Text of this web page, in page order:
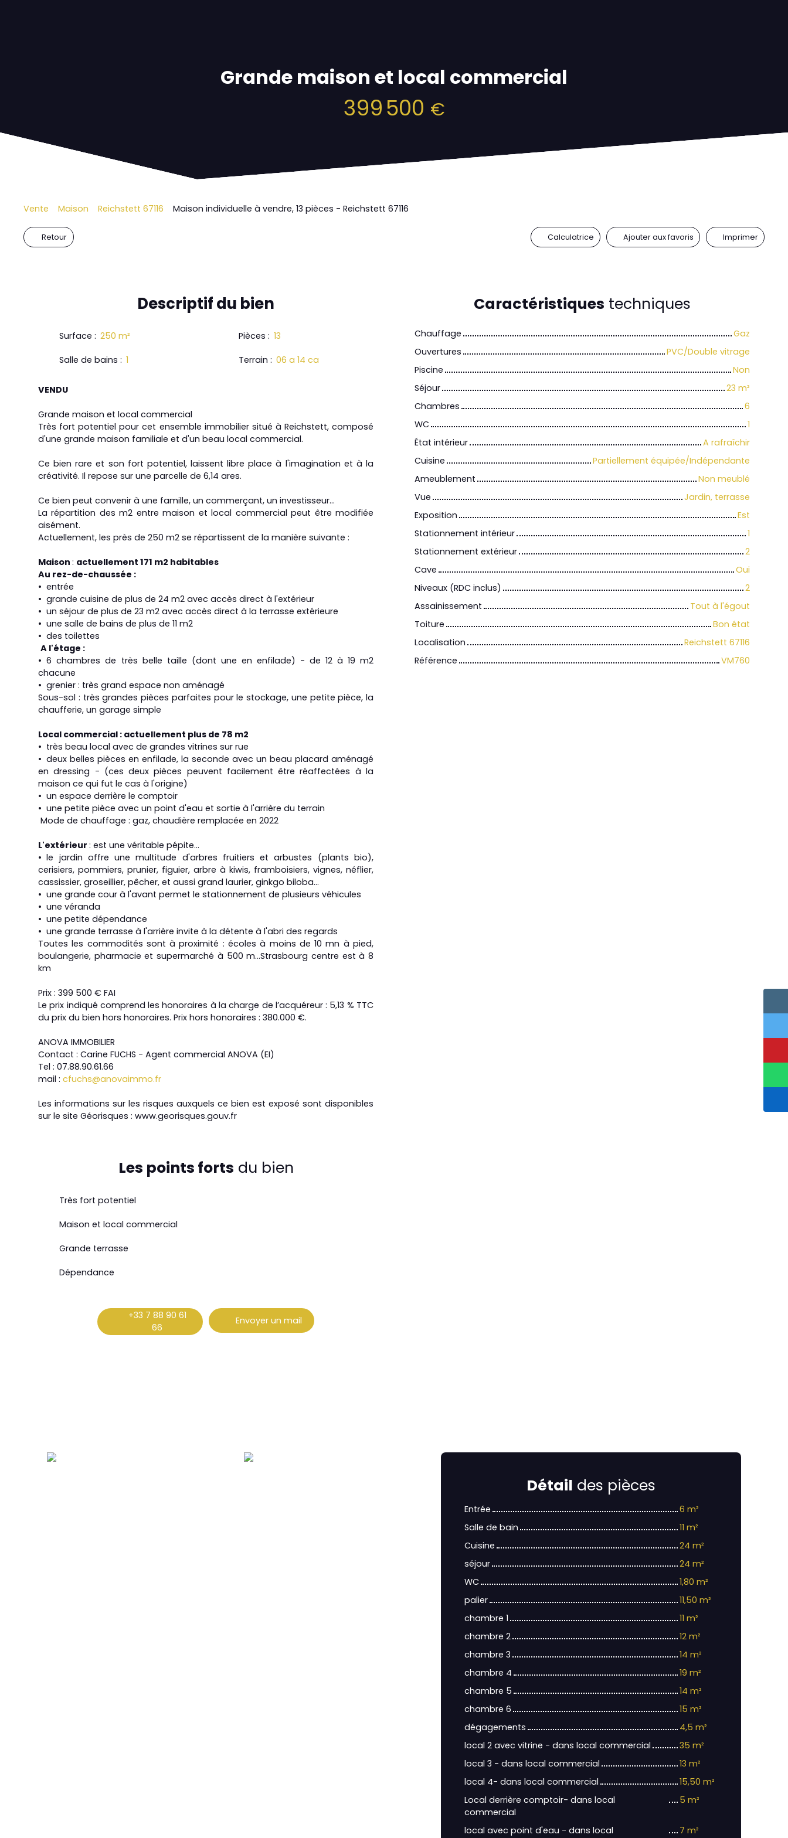
Grande maison et local commercial
399 500 €
Vente Maison Reichstett 67116 Maison individuelle à vendre, 13 pièces - Reichstett 67116
Retour Calculatrice Ajouter aux favoris Imprimer
Descriptifdu bien
Surface : 250 m² Pièces : 13
Salle de bains : 1 Terrain : 06 a 14 ca
VENDU
Grande maison et local commercial
Très fort potentiel pour cet ensemble immobilier situé à Reichstett, composé
d'une grande maison familiale et d'un beau local commercial.
Ce bien rare et son fort potentiel, laissent libre place à l'imagination et à la
créativité. Il repose sur une parcelle de 6,14 ares.
Ce bien peut convenir à une famille, un commerçant, un investisseur...
La répartition des m2 entre maison et local commercial peut être modifiée
aisément.
Actuellement, les près de 250 m2 se répartissent de la manière suivante :
Maison : actuellement 171 m2 habitables
Au rez-de-chaussée :
entrée
grande cuisine de plus de 24 m2 avec accès direct à l'extérieur
un séjour de plus de 23 m2 avec accès direct à la terrasse extérieure
une salle de bains de plus de 11 m2
des toilettes
A l'étage :
6 chambres de très belle taille (dont une en enfilade) - de 12 à 19 m2
chacune
grenier : très grand espace non aménagé
Sous-sol : très grandes pièces parfaites pour le stockage, une petite pièce, la
chaufferie, un garage simple
Local commercial : actuellement plus de 78 m2
très beau local avec de grandes vitrines sur rue
deux belles pièces en enfilade, la seconde avec un beau placard aménagé
en dressing - (ces deux pièces peuvent facilement être réaffectées à la
maison ce qui fut le cas à l'origine)
un espace derrière le comptoir
une petite pièce avec un point d'eau et sortie à l'arrière du terrain
Mode de chauffage : gaz, chaudière remplacée en 2022
L'extérieur : est une véritable pépite...
le jardin offre une multitude d'arbres fruitiers et arbustes (plants bio),
cerisiers, pommiers, prunier, figuier, arbre à kiwis, framboisiers, vignes, néflier,
cassissier, groseillier, pêcher, et aussi grand laurier, ginkgo biloba...
une grande cour à l'avant permet le stationnement de plusieurs véhicules
une véranda
une petite dépendance
une grande terrasse à l'arrière invite à la détente à l'abri des regards
Toutes les commodités sont à proximité : écoles à moins de 10 mn à pied,
boulangerie, pharmacie et supermarché à 500 m...Strasbourg centre est à 8
km
Prix : 399 500 € FAI
Le prix indiqué comprend les honoraires à la charge de l’acquéreur : 5,13 % TTC
du prix du bien hors honoraires. Prix hors honoraires : 380.000 €.
ANOVA IMMOBILIER
Contact : Carine FUCHS - Agent commercial ANOVA (EI)
Tel : 07.88.90.61.66
mail : ​​​​​ cfuchs@anovaimmo.fr
Les informations sur les risques auxquels ce bien est exposé sont disponibles
sur le site Géorisques : www.georisques.gouv.fr
Les points forts du bien
Très fort potentiel
Maison et local commercial
Grande terrasse
Dépendance
+33 7 88 90 61
66
Envoyer un mail
Caractéristiques techniques
Chauffage
Gaz
Ouvertures
PVC/Double vitrage
Piscine
Non
Séjour
23 m²
Chambres
6
WC
1
État intérieur
A rafraîchir
Cuisine
Partiellement équipée/Indépendante
Ameublement
Non meublé
Vue
Jardin, terrasse
Exposition
Est
Stationnement intérieur
1
Stationnement extérieur
2
Cave
Oui
Niveaux (RDC inclus)
2
Assainissement
Tout à l'égout
Toiture
Bon état
Localisation
Reichstett 67116
Référence
VM760
Détail des pièces
Entrée
6 m²
Salle de bain
11 m²
Cuisine
24 m²
séjour
24 m²
WC
1,80 m²
palier
11,50 m²
chambre 1
11 m²
chambre 2
12 m²
chambre 3
14 m²
chambre 4
19 m²
chambre 5
14 m²
chambre 6
15 m²
dégagements
4,5 m²
local 2 avec vitrine - dans local commercial
35 m²
local 3 - dans local commercial
13 m²
local 4- dans local commercial
15,50 m²
Local derrière comptoir- dans local
commercial
5 m²
local avec point d'eau - dans local
7 m²